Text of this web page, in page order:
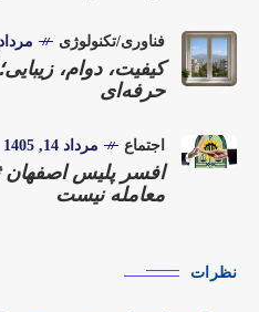
فناوری/تکنولوژی مرداد 14,
کیفیت، دوام،
حرفه‌ای
اجتماع مرداد 14, 1405
افسر پلیس اصفهان
معامله نیست
نظرات